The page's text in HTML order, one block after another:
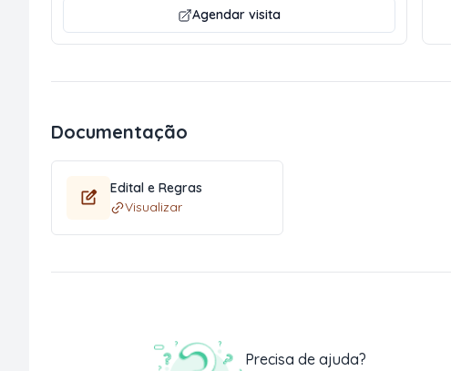
Agendar visita
Documentação
Edital e Regras
Visualizar
Precisa de ajuda?